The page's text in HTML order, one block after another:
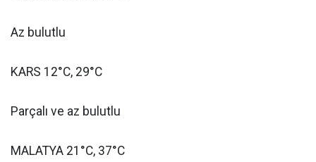
Az bulutlu
KARS 12°C, 29°C
Parçalı ve az bulutlu
MALATYA 21°C, 37°C